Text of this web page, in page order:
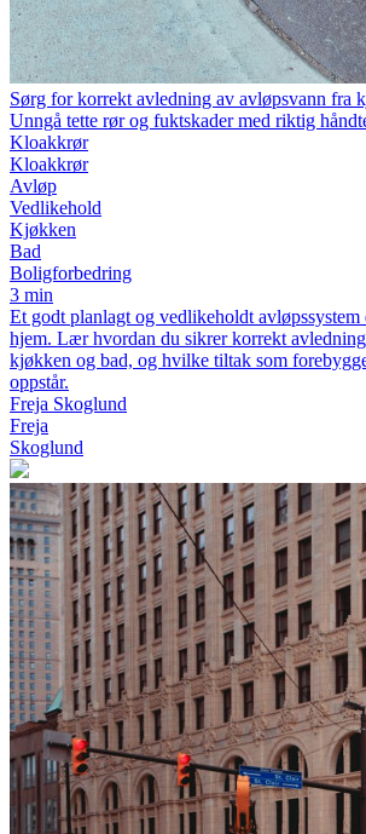
Sørg for korrekt avledning av avløpsvann fra
Unngå tette rør og fuktskader med riktig
Kloakkrør
Kloakkrør
Avløp
Vedlikehold
Kjøkken
Bad
Boligforbedring
3 min
Et godt planlagt og vedlikeholdt
hjem. Lær hvordan du sikrer korrekt
kjøkken og bad, og hvilke tiltak som
oppstår.
Freja Skoglund
Freja
Skoglund